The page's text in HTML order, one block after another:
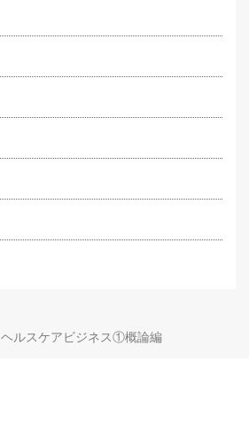
ヘルスケアビジネス①概論編